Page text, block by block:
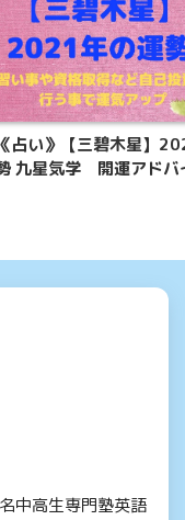
《占い》【三碧木星】
九星気学 開運アドバ
中高生専門塾英語